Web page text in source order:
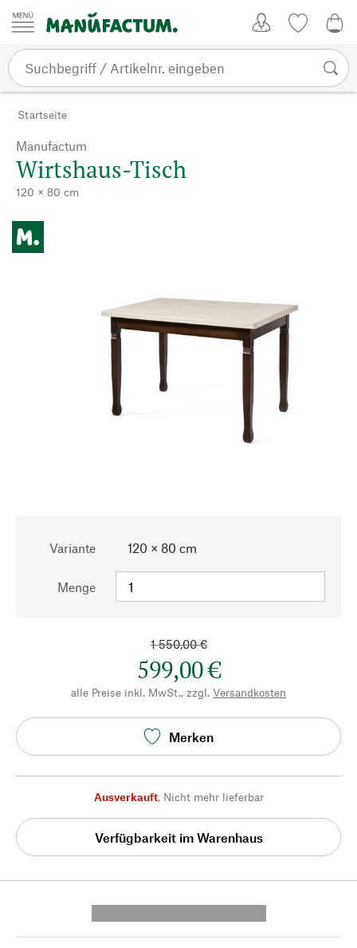
Zum Inhalt springen
Startseite
Manufactum
Wirtshaus-Tisch
120 × 80 cm
Variante 120 × 80 cm
Menge
1 550,00 €
599,00 €
alle Preise inkl. MwSt., zzgl. Versandkosten
Merken
Ausverkauft, Nicht mehr lieferbar
Verfügbarkeit im Warenhaus